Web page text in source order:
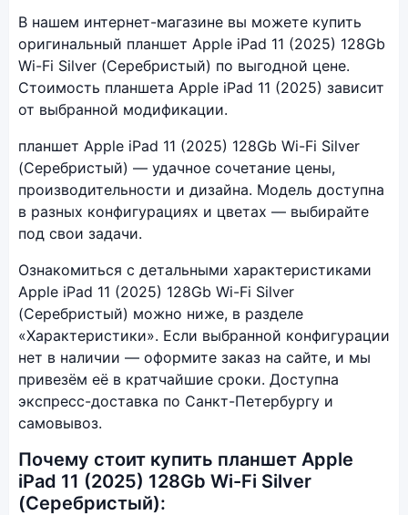
В нашем интернет-магазине вы можете купить
оригинальный планшет Apple iPad 11 (2025) 128Gb
Wi-Fi Silver (Серебристый) по выгодной цене.
Стоимость планшета Apple iPad 11 (2025) зависит
от выбранной модификации.
планшет Apple iPad 11 (2025) 128Gb Wi-Fi Silver
(Серебристый) — удачное сочетание цены,
производительности и дизайна. Модель доступна
в разных конфигурациях и цветах — выбирайте
под свои задачи.
Ознакомиться с детальными характеристиками
Apple iPad 11 (2025) 128Gb Wi-Fi Silver
(Серебристый) можно ниже, в разделе
«Характеристики». Если выбранной конфигурации
нет в наличии — оформите заказ на сайте, и мы
привезём её в кратчайшие сроки. Доступна
экспресс-доставка по Санкт-Петербургу и
самовывоз.
Почему стоит купить планшет Apple
iPad 11 (2025) 128Gb Wi-Fi Silver
(Серебристый):